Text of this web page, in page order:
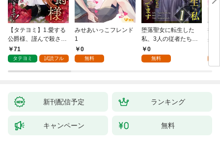
【タテヨミ】1.愛する
公爵様、謹んで殺させ
ていただきます！
71
タテヨミ 試読フル
みせあいっこフレンド
1
0
無料
堕落聖女に転生した
私、3人の従者たちに
抱かれて困ってます 第
1話
0
無料
授
身
新刊配信予定 ランキング
キャンペーン 無料